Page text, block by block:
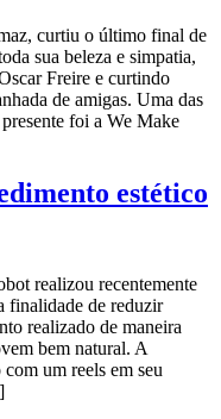
curtiu o último final de
sua beleza e simpatia,
Freire e curtindo
de amigas. Uma das
foi a We Make
estético
realizou recentemente
finalidade de reduzir
realizado de maneira
bem natural. A
um reels em seu